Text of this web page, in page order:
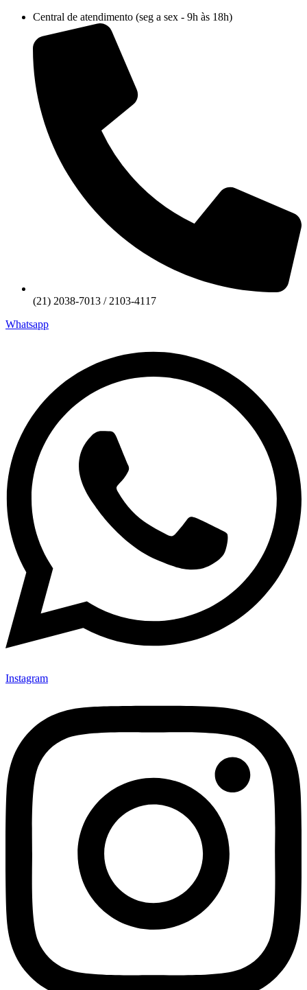
conteúdo
Central de atendimento (seg a sex - 9h às 18h)
(21) 2038-7013 / 2103-4117
Whatsapp
Instagram